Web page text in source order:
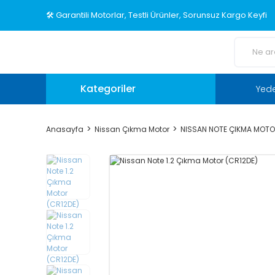
🛠️ Garantili Motorlar, Testli Ürünler, Sorunsuz Kargo Keyfi
Kategoriler
Anasayfa Nissan Çıkma Motor NISSAN NOTE ÇIKMA